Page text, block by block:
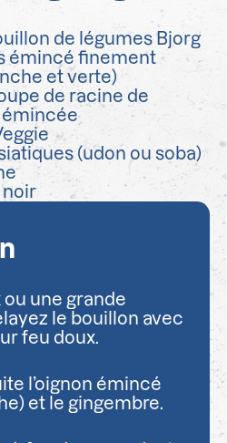
de légumes Bjorg
émincé finement
et verte)
de racine de
émincée
(udon ou soba)
noir
ou une grande
le bouillon avec
feu doux.
l’oignon émincé
et le gingembre.